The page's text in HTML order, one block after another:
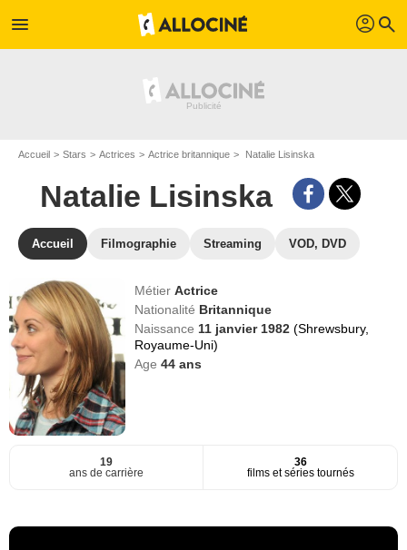
menu profil search
Accueil Stars Actrices Actrice britannique Natalie Lisinska
Natalie Lisinska
Accueil Filmographie Streaming VOD, DVD
MétierActrice
Nationalité Britannique
Naissance 11 janvier 1982(Shrewsbury,
Royaume-Uni)
Age44 ans
19
ans de carrière
36
films et séries tournés